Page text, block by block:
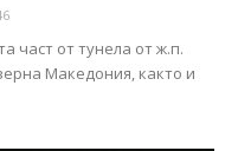
част от тунела от ж.п.
Македония, както и